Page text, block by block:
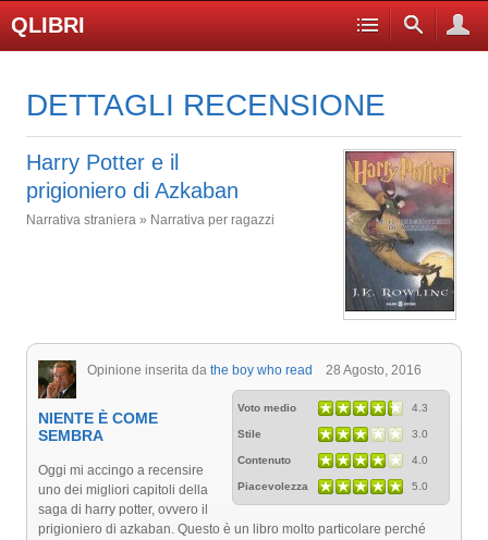
QLIBRI
DETTAGLI RECENSIONE
Harry Potter e il
prigioniero di Azkaban
Narrativa straniera » Narrativa per ragazzi
Opinione inserita da the boy who read 28 Agosto, 2016
Voto medio 4.3
Stile 3.0
Contenuto 4.0
Piacevolezza 5.0
NIENTE È COME
SEMBRA
Oggi mi accingo a recensire
uno dei migliori capitoli della
saga di harry potter, ovvero il
prigioniero di azkaban. Questo è un libro molto particolare perché